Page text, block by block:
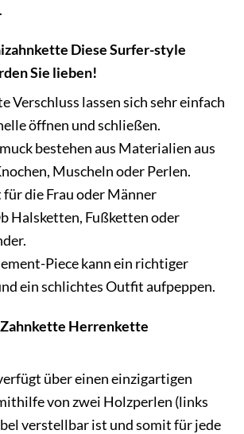
Diese Surfer-style
Sie lieben!
Verschluss lassen sich sehr einfach
öffnen und schließen.
bestehen aus Materialien aus
Muscheln oder Perlen.
die Frau oder Männer
Halsketten, Fußketten oder
Piece kann ein richtiger
ein schlichtes Outfit aufpeppen.
Herrenkette
über einen einzigartigen
von zwei Holzperlen (links
verstellbar ist und somit für jede